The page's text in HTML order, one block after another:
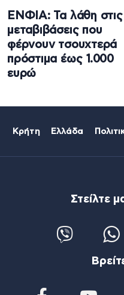
ΕΝΦΙΑ: Τα λάθη στις
μεταβιβάσεις που
φέρνουν τσουχτερά
πρόστιμα έως 1.000
ευρώ
Κρήτη Ελλάδα
Στείλτε